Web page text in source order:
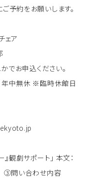
予約をお願いします。
ェア
でお申込ください。
年中無休 ※臨時休館日
』観劇サポート」 本文：
問い合わせ内容